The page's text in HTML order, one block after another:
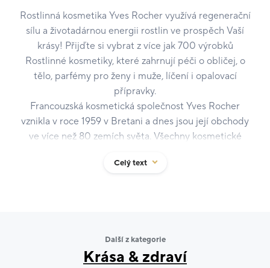
Rostlinná kosmetika Yves Rocher využívá regenerační
sílu a životadárnou energii rostlin ve prospěch Vaší
krásy! Přijďte si vybrat z více jak 700 výrobků
Rostlinné kosmetiky, které zahrnují péči o obličej, o
tělo, parfémy pro ženy i muže, líčení i opalovací
přípravky.
Francouzská kosmetická společnost Yves Rocher
vznikla v roce 1959 v Bretani a dnes jsou její obchody
ve více než 80 zemích světa. Všechny kosmetické
pěstuje, přičemž dodržuje přísné bezpečnostní i
oftalmologicky testovány.
Celý text
Další z kategorie
Krása & zdraví